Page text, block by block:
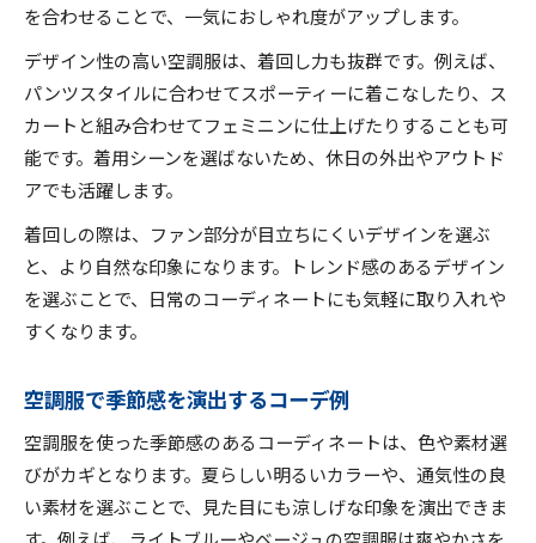
を合わせることで、一気におしゃれ度がアップします。
デザイン性の高い空調服は、着回し力も抜群です。例えば、
パンツスタイルに合わせてスポーティーに着こなしたり、ス
カートと組み合わせてフェミニンに仕上げたりすることも可
能です。着用シーンを選ばないため、休日の外出やアウトド
アでも活躍します。
着回しの際は、ファン部分が目立ちにくいデザインを選ぶ
と、より自然な印象になります。トレンド感のあるデザイン
を選ぶことで、日常のコーディネートにも気軽に取り入れや
すくなります。
空調服で季節感を演出するコーデ例
空調服を使った季節感のあるコーディネートは、色や素材選
びがカギとなります。夏らしい明るいカラーや、通気性の良
い素材を選ぶことで、見た目にも涼しげな印象を演出できま
す。例えば、ライトブルーやベージュの空調服は爽やかさを